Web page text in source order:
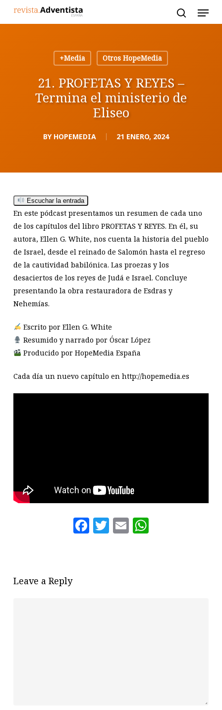
+Media
Otros HopeMedia
21. PROFETAS Y REYES –
Termina el ministerio de
Eliseo
BY HOPEMEDIA 21 ENERO, 2024
Escuchar la entrada
En este pódcast presentamos un resumen de cada uno
de los capítulos del libro PROFETAS Y REYES. En él, su
autora, Ellen G. White, nos cuenta la historia del pueblo
de Israel, desde el reinado de Salomón hasta el regreso
de la cautividad babilónica. Las proezas y los
desaciertos de los reyes de Judá e Israel. Concluye
presentando la obra restauradora de Esdras y
Nehemías.
Escrito por Ellen G. White
Resumido y narrado por Óscar López
Producido por HopeMedia España
Cada día un nuevo capítulo en http://hopemedia.es
Facebook
Twitter
Email
Leave a Reply